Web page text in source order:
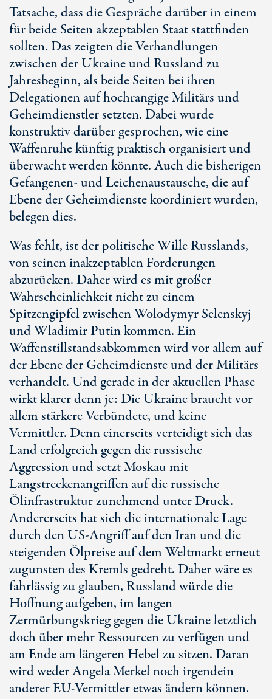
Tatsache, dass die Gespräche darüber in einem
für beide Seiten akzeptablen Staat stattfinden
sollten. Das zeigten die Verhandlungen
zwischen der Ukraine und Russland zu
Jahresbeginn, als beide Seiten bei ihren
Delegationen auf hochrangige Militärs und
Geheimdienstler setzten. Dabei wurde
konstruktiv darüber gesprochen, wie eine
Waffenruhe künftig praktisch organisiert und
überwacht werden könnte. Auch die bisherigen
Gefangenen- und Leichenaustausche, die auf
Ebene der Geheimdienste koordiniert wurden,
belegen dies.
Was fehlt, ist der politische Wille Russlands,
von seinen inakzeptablen Forderungen
abzurücken. Daher wird es mit großer
Wahrscheinlichkeit nicht zu einem
Spitzengipfel zwischen Wolodymyr Selenskyj
und Wladimir Putin kommen. Ein
Waffenstillstandsabkommen wird vor allem auf
der Ebene der Geheimdienste und der Militärs
verhandelt. Und gerade in der aktuellen Phase
wirkt klarer denn je: Die Ukraine braucht vor
allem stärkere Verbündete, und keine
Vermittler. Denn einerseits verteidigt sich das
Land erfolgreich gegen die russische
Aggression und setzt Moskau mit
Langstreckenangriffen auf die russische
Ölinfrastruktur zunehmend unter Druck.
Andererseits hat sich die internationale Lage
durch den US-Angriff auf den Iran und die
steigenden Ölpreise auf dem Weltmarkt erneut
zugunsten des Kremls gedreht. Daher wäre es
fahrlässig zu glauben, Russland würde die
Hoffnung aufgeben, im langen
Zermürbungskrieg gegen die Ukraine letztlich
doch über mehr Ressourcen zu verfügen und
am Ende am längeren Hebel zu sitzen. Daran
wird weder Angela Merkel noch irgendein
anderer EU-Vermittler etwas ändern können.